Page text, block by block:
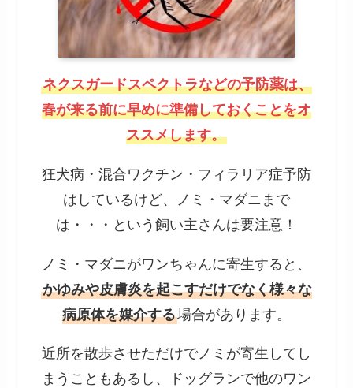
ネクスガードスペクトラなどの予防薬は、
春が来る前に早めに準備しておくことをオ
ススメします。
狂犬病・混合ワクチン・フィラリア症予防
はしているけど、ノミ・マダニまで
は・・・という飼い主さんは要注意！
ノミ・マダニがワンちゃんに寄生すると、
かゆみや皮膚炎を起こすだけでなく様々な
病原体を媒介する場合があります。
近所を散歩させただけでノミが寄生してし
まうこともあるし、ドッグランで他のワン